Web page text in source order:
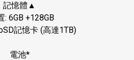
記憶體▲
: 6GB +128GB
記憶卡(高達1TB)
電池*